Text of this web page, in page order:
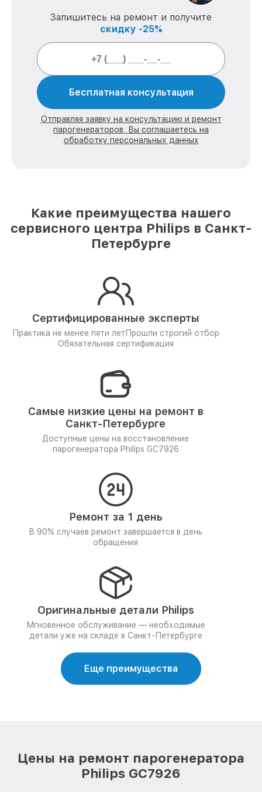
Запишитесь на ремонт и получите
скидку -25%
Бесплатная консультация
Отправляя заявку на консультацию и ремонт
парогенераторов, Вы соглашаетесь на
обработку персональных данных
Какие преимущества нашего
сервисного центра Philips в Санкт-
Петербурге
Сертифицированные эксперты
Практика не менее пяти лет Прошли строгий отбор
Обязательная сертификация
Самые низкие цены на ремонт в
Санкт-Петербурге
Доступные цены на восстановление
парогенератора Philips GC7926
Ремонт за 1 день
В 90% случаев ремонт завершается в день
обращения
Оригинальные детали Philips
Мгновенное обслуживание — необходимые
детали уже на складе в Санкт-Петербурге
Еще преимущества
Цены на ремонт парогенератора
Philips GC7926